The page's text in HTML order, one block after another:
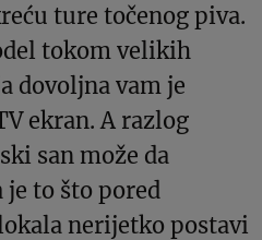
ture točenog piva.
tokom velikih
dovoljna vam je
ekran. A razlog
san može da
to što pored
nerijetko postavi